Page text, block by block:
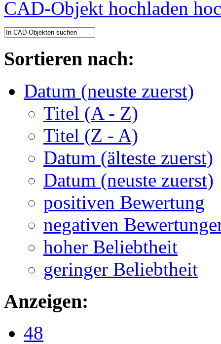
CAD-Objekt hochladen
Sortieren nach:
Datum (neuste zuerst)
Titel (A - Z)
Titel (Z - A)
Datum (älteste zuerst)
Datum (neuste zuerst)
positiven Bewertung
negativen
hoher Beliebtheit
geringer Beliebtheit
Anzeigen:
48